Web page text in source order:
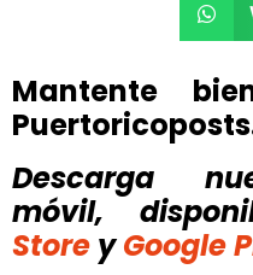
Mantente
Descarga
móvil,
Store y Google